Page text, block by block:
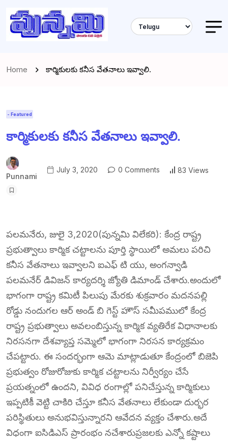
Home కార్మికులకు కనీస వేతనాలు ఇవ్వాలి.
- Featured
కార్మికులకు కనీస వేతనాలు ఇవ్వాలి.
Punnami
July 3, 2020 0 Comments 83 Views
పలమనేరు, జులై 3,2020(పున్నమి విలేకరి): కేంద్ర రాష్ట్ర
ప్రభుత్వాలు కార్మిక చట్టాలను పూర్తి స్థాయిలో అమలు పరిచి
కనీస వేతనాలు ఇవ్వాలని ఐఎఫ్ టి యు, అంగన్వాడి
పలమనేర్ డివిజన్ కార్యదర్శి జ్యోతి డిమాండ్ చేశారు.అందులో
భాగంగా రాష్ట్ర కమిటీ పిలుపు మేరకు శుక్రవారం మదనపల్లి
రోడ్డు నందుగల ఆర్ అండ్ బి గెస్ట్ హౌస్ సమీపములో కేంద్ర
రాష్ట్ర ప్రభుత్వాలు అవలంబిస్తున్న కార్మిక వ్యతిరేక విధానాలకు
నిరసనగా దేశవ్యాప్త సమ్మెలో భాగంగా నిరసన కార్యక్రమం
చేపట్టారు. ఈ సందర్భంగా ఆమె మాట్లాడుతూ కేంద్రంలో బిజెపి
ప్రభుత్వం రోజురోజుకు కార్మిక చట్టాలను నిర్వీర్యం చేసే
ప్రయత్నంలో ఉందని, వివిధ రంగాల్లో పనిచేస్తున్న కార్మికులు
ఇప్పటికీ వెట్టి చాకిరి చేస్తూ కనీస వేతనాలు లేకుండా దుర్భర
పరిస్థితులు అనుభవిస్తున్నారని ఆవేదన వ్యక్తం చేశారు.అదే
విధంగా ఐసిడిఎస్ ప్రారంభం నచేశారుప్రజలకు ఎన్నో కష్టాలు